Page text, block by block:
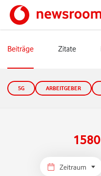
Beiträge Zitate
5G ARBEITGEBER
1580
Zeitraum